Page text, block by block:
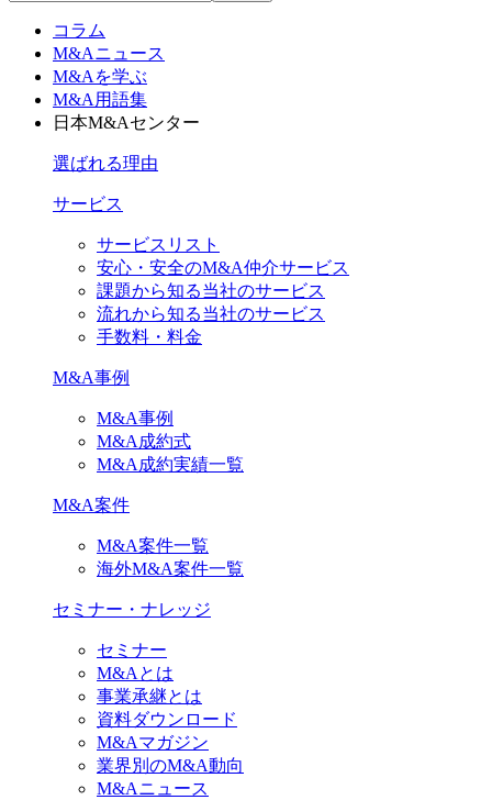
コラム
M&Aニュース
M&Aを学ぶ
M&A用語集
日本M&Aセンター
選ばれる理由
サービス
サービスリスト
安心・安全のM&A仲介サービス
課題から知る当社のサービス
流れから知る当社のサービス
手数料・料金
M&A事例
M&A事例
M&A成約式
M&A成約実績一覧
M&A案件
M&A案件一覧
海外M&A案件一覧
セミナー・ナレッジ
セミナー
M&Aとは
事業承継とは
資料ダウンロード
M&Aマガジン
業界別のM&A動向
M&Aニュース